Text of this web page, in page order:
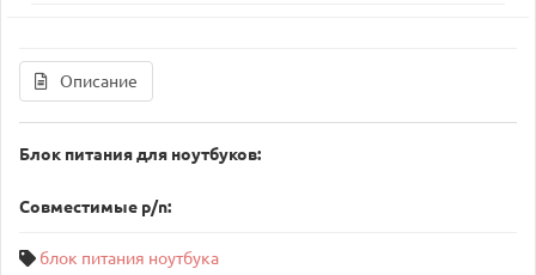
Описание
Блок питания для ноутбуков:
Совместимые p/n:
блок питания ноутбука